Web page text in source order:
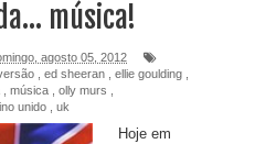
música!
agosto 05, 2012
ed sheeran ellie goulding
música olly murs
unido uk
Hoje em